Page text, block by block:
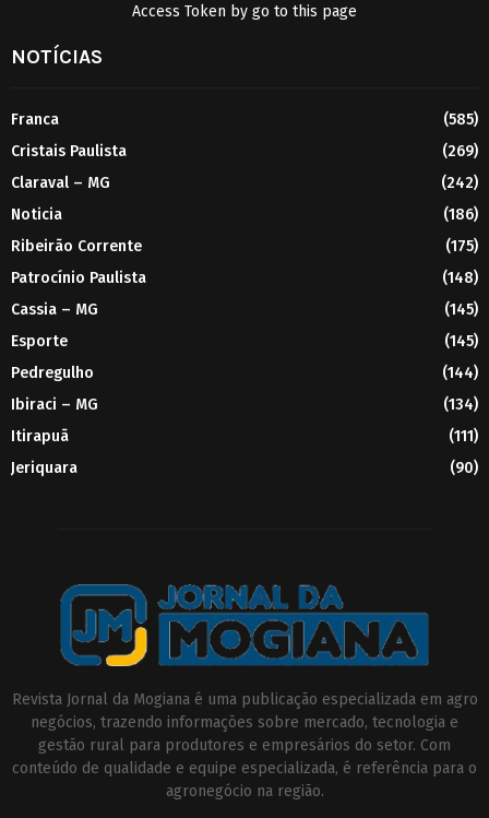
Access Token by go to this page
NOTÍCIAS
Franca
(585)
Cristais Paulista
(269)
Claraval – MG
(242)
Noticia
(186)
Ribeirão Corrente
(175)
Patrocínio Paulista
(148)
Cassia – MG
(145)
Esporte
(145)
Pedregulho
(144)
Ibiraci – MG
(134)
Itirapuã
(111)
Jeriquara
(90)
Revista Jornal da Mogiana é uma publicação especializada em agro
negócios, trazendo informações sobre mercado, tecnologia e
gestão rural para produtores e empresários do setor. Com
conteúdo de qualidade e equipe especializada, é referência para o
agronegócio na região.